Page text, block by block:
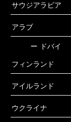
サウジアラビア
アラブ
ー ドバイ
フィンランド
アイルランド
ウクライナ